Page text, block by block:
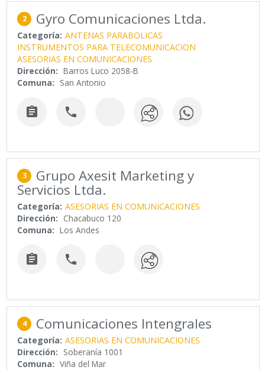
2 Gyro Comunicaciones Ltda.
Categoría: ANTENAS PARABOLICAS
INSTRUMENTOS PARA TELECOMUNICACION
ASESORIAS EN COMUNICACIONES
Dirección: Barros Luco 2058-B
Comuna: San Antonio
 
3 Grupo Axesit Marketing y
Servicios Ltda.
Categoría: ASESORIAS EN COMUNICACIONES
Dirección: Chacabuco 120
Comuna: Los Andes
 
4 Comunicaciones Intengrales
Categoría: ASESORIAS EN COMUNICACIONES
Dirección: Soberanía 1001
Comuna: Viña del Mar